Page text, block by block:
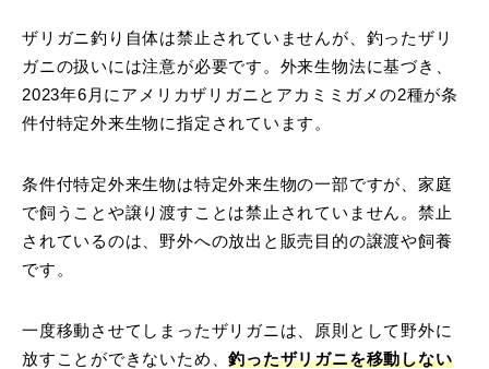
ザリガニ釣り自体は禁止されていませんが、釣ったザリ
ガニの扱いには注意が必要です。外来生物法に基づき、
2023年6月にアメリカザリガニとアカミミガメの2種が条
件付特定外来生物に指定されています。
条件付特定外来生物は特定外来生物の一部ですが、家庭
で飼うことや譲り渡すことは禁止されていません。禁止
されているのは、野外への放出と販売目的の譲渡や飼養
です。
一度移動させてしまったザリガニは、原則として野外に
放すことができないため、釣ったザリガニを移動しない